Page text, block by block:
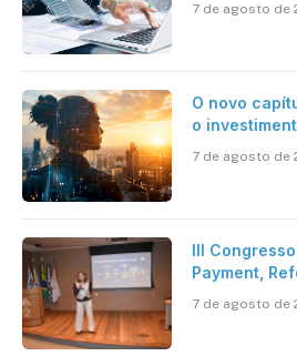
7 de agosto de
O novo
o
verdadeira
7 de agosto de
III
Payment,
7 de agosto de